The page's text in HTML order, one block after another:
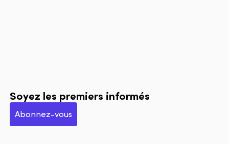
Soyez les premiers informés
Abonnez-vous